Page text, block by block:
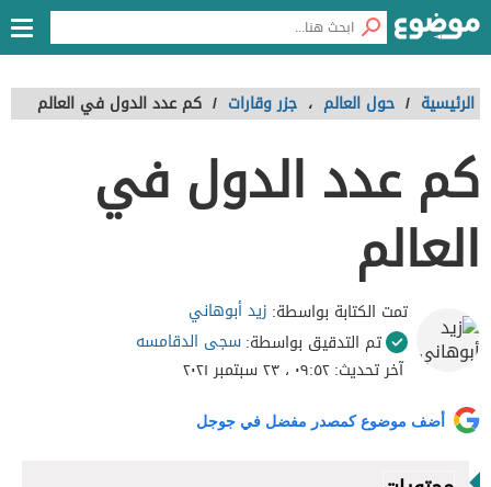
الرئيسية / حول العالم ، جزر وقارات / كم عدد الدول في العالم
كم عدد الدول في
العالم
تمت الكتابة بواسطة: زيد أبوهاني
تم التدقيق بواسطة:سجى الدقامسه
آخر تحديث:٠٩:٥٢ ، ٢٣ سبتمبر ٢٠٢١
أضف موضوع كمصدر مفضل في جوجل